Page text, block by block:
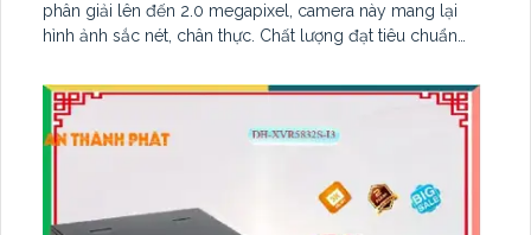
phân giải lên đến 2.0 megapixel, camera này mang lại
hình ảnh sắc nét, chân thực. Chất lượng đạt tiêu chuẩn
ngoại 60m